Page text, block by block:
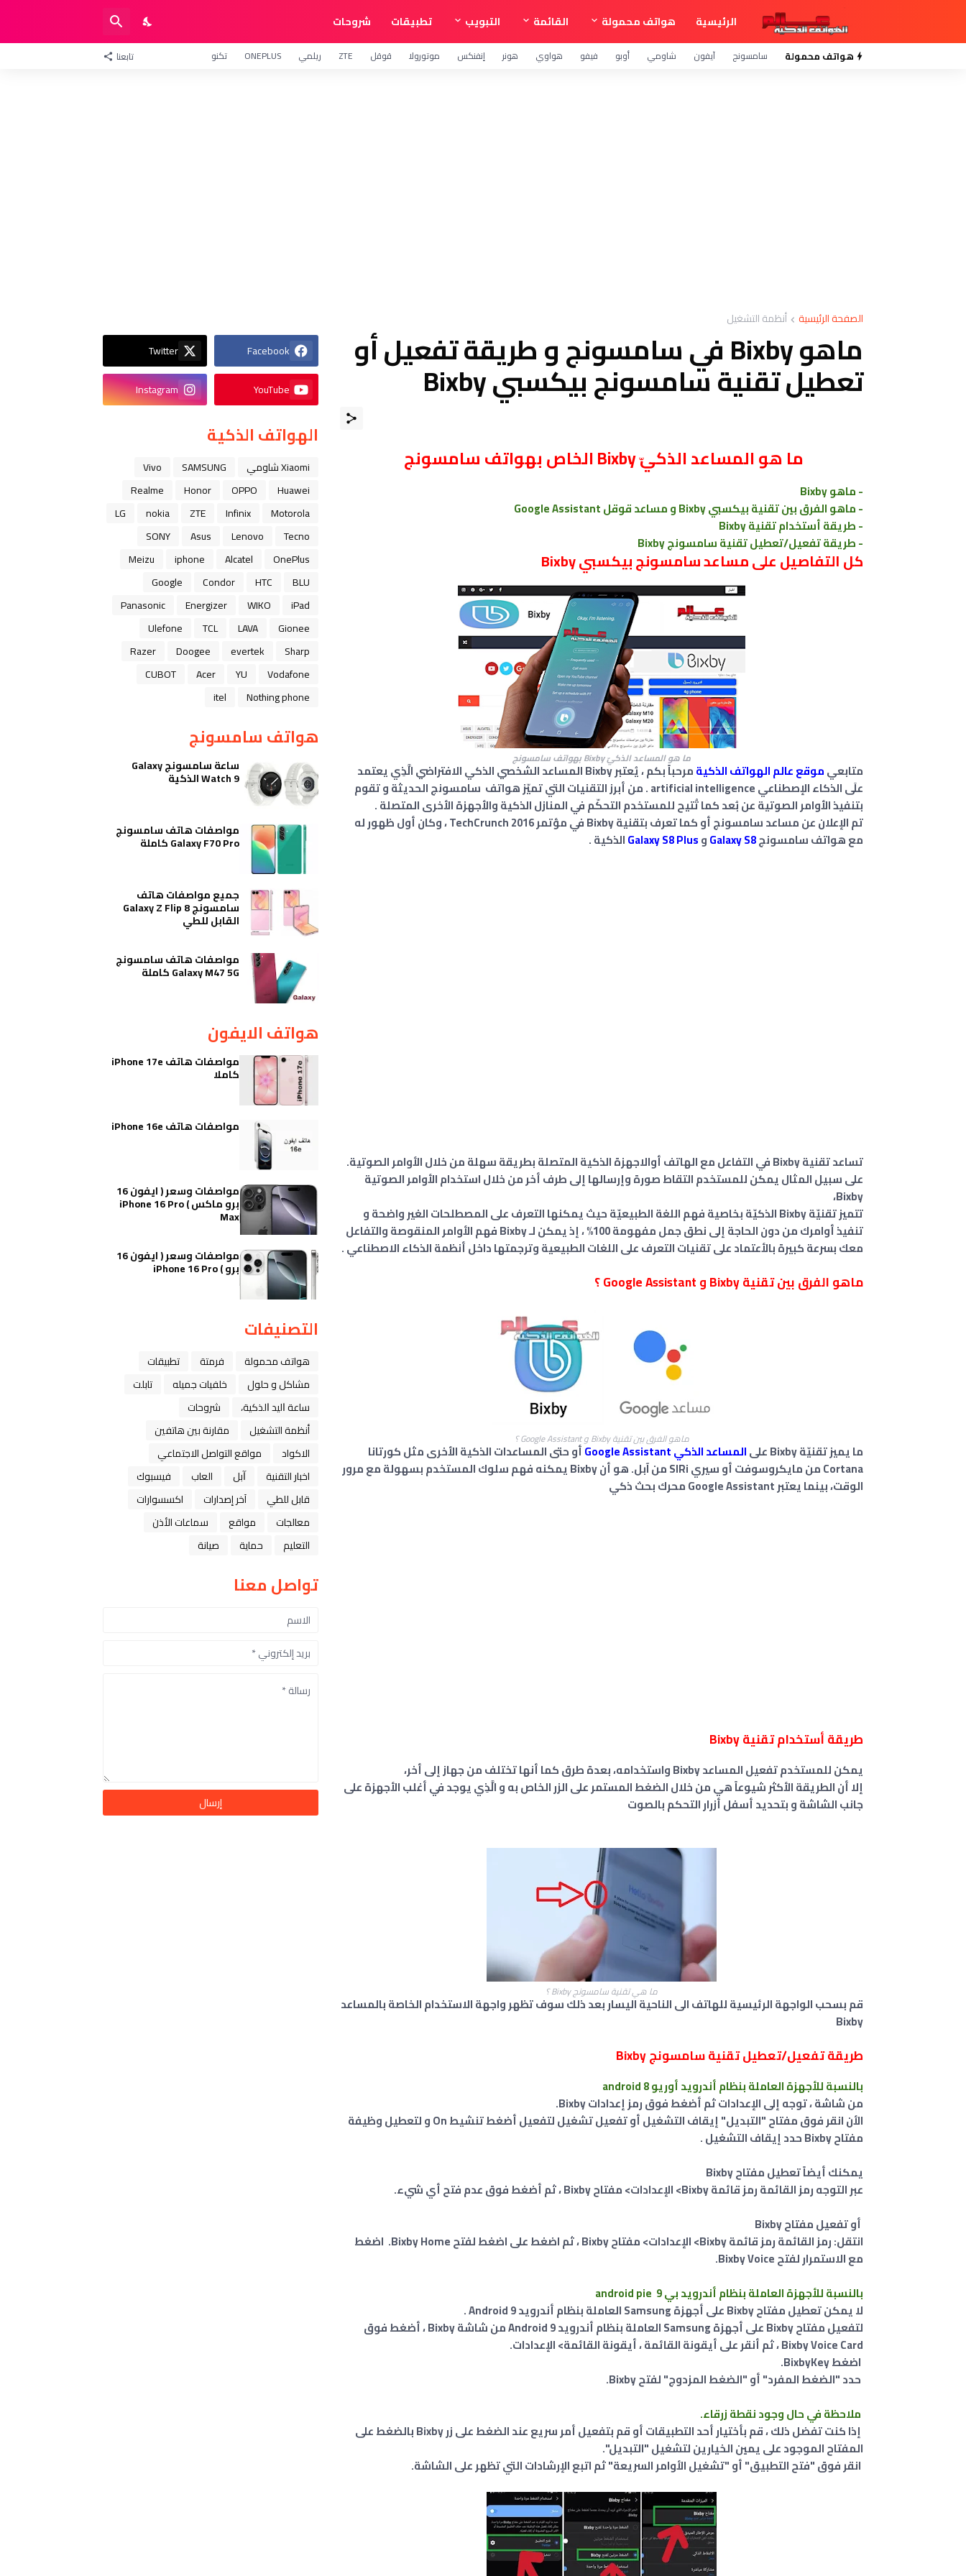
الرئيسية هواتف محمولة القائمة التبويب تطبيقات شروحات
هواتف محمولة سامسونج آيفون شاومي أوبو فيفو هواوي هونر إنفنكس موتورولا قوقل ZTE ريلمي ONEPLUS تكنو تابعنا
الصفحة الرئيسية أنظمة التشغيل
ماهو Bixby في سامسونج و طريقة تفعيل أو
تعطيل تقنية سامسونج بيكسبي Bixby
ما هو المساعد الذكيّ Bixby الخاص بهواتف سامسونج
- ماهو Bixby
-ماهو الفرق بين تقنية بيكسبي
- طريقة أستخدام تقنية Bixby
- طريقة تفعيل/تعطيل تقنية سامسونج Bixby
كل التفاصيل على مساعد سامسونج بيكسبي Bixby
ما هو المساعد الذكيّ Bixby بهواتف سامسونج
متابعيموقع عالم الهواتف الذكية
مرحباً بكم ، يُعتبر Bixby المساعد الشخصي الذكي الافتراضي الَّذِي يعتمد
علَى الذكاء الإصطناعي artificial intelligence . من أبرز التقنيات التي تميّز هواتف سامسونج الحديثة و تقوم
بتنفيذ الأوامر الصوتية عن بُعد كما تُتيح للمستخدم التحكّم في المنازل الذكية والأجهزة الأخرى المتصلة .
تم الإعلان عن مساعد سامسونج أو كما تعرف بتقنية Bixby في مؤتمر TechCrunch 2016 ، وكان أول ظهور له
مع هواتف سامسونجGalaxy S8وGalaxy S8 Plusالذكية .
تساعد تقنية Bixby في التفاعل مع الهاتف أوالاجهزة الذكية المتصلة بطريقة سهلة من خلال الأوامر الصوتية.
على سبيل المثال يمكن للمستخدم التقاط صورة وإرسالها إلى طرف أخر من خلال استخدام الأوامر الصوتية
Bixby،
تتميز تقنيّة Bixby الذكيّة بخاصية فهم اللغة الطبيعيّة حيث يمكنها التعرف على المصطلحات الغير واضحة و
تنفيذ أوامرك من دون الحاجة إلى نطق جمل مفهومة 100% ، إذ يمكن لـ Bixby فهم الأوامر المنقوصة والتفاعل
معك بسرعة كبيرة بالأعتماد على تقنيات التعرف على اللغات الطبيعية وترجمتها داخل أنظمة الذكاء الاصطناعي .
ماهو الفرق بين تقنية Bixby و Google Assistant ؟
ماهو الفرق بين تقنية Bixby و Google Assistant ؟
ما يميز تقنيّة Bixby على المساعد الذكي Google Assistant
أو حتى المساعدات الذكية الأخرى مثل كورتانا
Cortana من مايكروسوفت أو سيري SIRi من آبل. هو أن Bixby يمكنه فهم سلوك المستخدم بسهولة مع مرور
الوقت، بينما يعتبر Google Assistant محرك بحث ذكي
طريقة أستخدام تقنية Bixby
يمكن للمستخدم تفعيل المساعد Bixby واستخدامه، بعدة طرق كما أنها تختلف من جهاز إلى أخر،
إلا أن الطريقة الأكثر شيوعاً هي من خلال الضغط المستمر على الزر الخاص به و الَّذِي يوجد في أغلب الأجهزة على
جانب الشاشة و بتحديد أسفل أزرار التحكم بالصوت
ما هي تقنية سامسونج Bixby ؟
قم بسحب الواجهة الرئيسية للهاتف الى الناحية اليسار بعد ذلك سوف تظهر واجهة الاستخدام الخاصة بالمساعد
Bixby
طريقة تفعيل/تعطيل تقنية سامسونج Bixby
بالنسبة للأجهزة العاملة بنظام أندرويد أوريو android 8
من شاشة ، توجه إلى الإعدادات ثم أضغط فوق رمز إعدادات Bixby.
الأن انقر فوق مفتاح "التبديل" إيقاف التشغيل أو تفعيل تشغيل لتفعيل أضغط تنشيط On و لتعطيل وظيفة
مفتاح Bixby حدد إيقاف التشغيل .
يمكنك أيضاً تعطيل مفتاح Bixby
عبر التوجه رمز القائمة رمز قائمة Bixby> الإعدادات> مفتاح Bixby ، ثم أضغط فوق عدم فتح أي شيء.
أو تفعيل مفتاح Bixby
انتقل: رمز القائمة رمز قائمة Bixby> الإعدادات> مفتاح Bixby ، ثم اضغط على اضغط لفتح Bixby Home. اضغط
مع الاستمرار لفتح Bixby Voice.
بالنسبة للأجهزة العاملة بنظام أندرويد بي android pie 9
لا يمكن تعطيل مفتاح Bixby على أجهزة Samsung العاملة بنظام أندرويد Android 9 .
لتفعيل مفتاح Bixby على أجهزة Samsung العاملة بنظام أندرويد Android 9 من شاشة Bixby ، أضغط فوق
Bixby Voice Card ، ثم أنقر على أيقونة القائمة ، أيقونة القائمة> الإعدادات.
اضغط BixbyKey.
حدد "الضغط المفرد" أو "الضغط المزدوج" لفتح Bixby.
ملاحظة في حال وجود نقطة زرقاء.
إذا كنت تفضل ذلك ، قم بأختيار أحد التطبيقات أو قم بتفعيل أمر سريع عند الضغط على زر Bixby بالضغط على
المفتاح الموجود على يمين الخيارين لتشغيل "التبديل".
انقر فوق "فتح التطبيق" أو "تشغيل الأوامر السريعة" ثم اتبع الإرشادات التي تظهر على الشاشة.
Facebook
Twitter
YouTube
Instagram
الهواتف الذكية
Xiaomi شاومي SAMSUNG
Vivo
Huawei
OPPO
Honor
Realme
Motorola
Infinix
ZTE
nokia
LG
Tecno
Lenovo
Asus
SONY
OnePlus
Alcatel
iphone
Meizu
BLU
HTC
Condor
Google
iPad
WIKO
Energizer
Panasonic
Gionee
LAVA
TCL
Ulefone
Sharp
evertek
Doogee
Razer
Vodafone
YU
Acer
CUBOT
Nothing phone
itel
هواتف سامسونج
ساعة سامسونج Galaxy
Watch 9 الذكية
مواصفات هاتف سامسونج
Galaxy F70 Pro كاملة
جميع مواصفات هاتف
سامسونج Galaxy Z Flip 8
القابل للطي
مواصفات هاتف سامسونج
Galaxy M47 5G كاملة
هواتف الايفون
مواصفات هاتف iPhone 17e
كاملا
مواصفات هاتف iPhone 16e
مواصفات وسعر ( ايفون 16
برو ماكس ) iPhone 16 Pro
Max
مواصفات وسعر ( ايفون 16
برو ) iPhone 16 Pro
التصنيفات
هواتف محمولة فرمتة
تطبيقات
مشاكل و حلول
خلفيات جميله
تابلت
ﺳﺎﻋﺔ ﺍﻟﻴﺪ ﺍﻟﺬﻛﻴﺔ،
شروحات
أنظمة التشغيل
مقارنة بين هاتفين
الاكواد
مواقع التواصل الاجتماعي
اخبار التقنية
ﺁﺑﻞ العاب
فيسبوك
قابل للطي
آخر إصدارات
اكسسوارات
معالجات
مواقع
سماعات الأذن
التعليم
حماية صيانة
تواصل معنا